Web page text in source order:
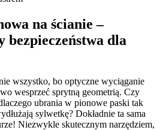
na ścianie –
bezpieczeństwa dla
wszystko, bo optyczne wyciąganie
wesprzeć sprytną geometrią. Czy
ubrania w pionowe paski tak
sylwetkę? Dokładnie ta sama
Niezwykle skutecznym narzędziem,